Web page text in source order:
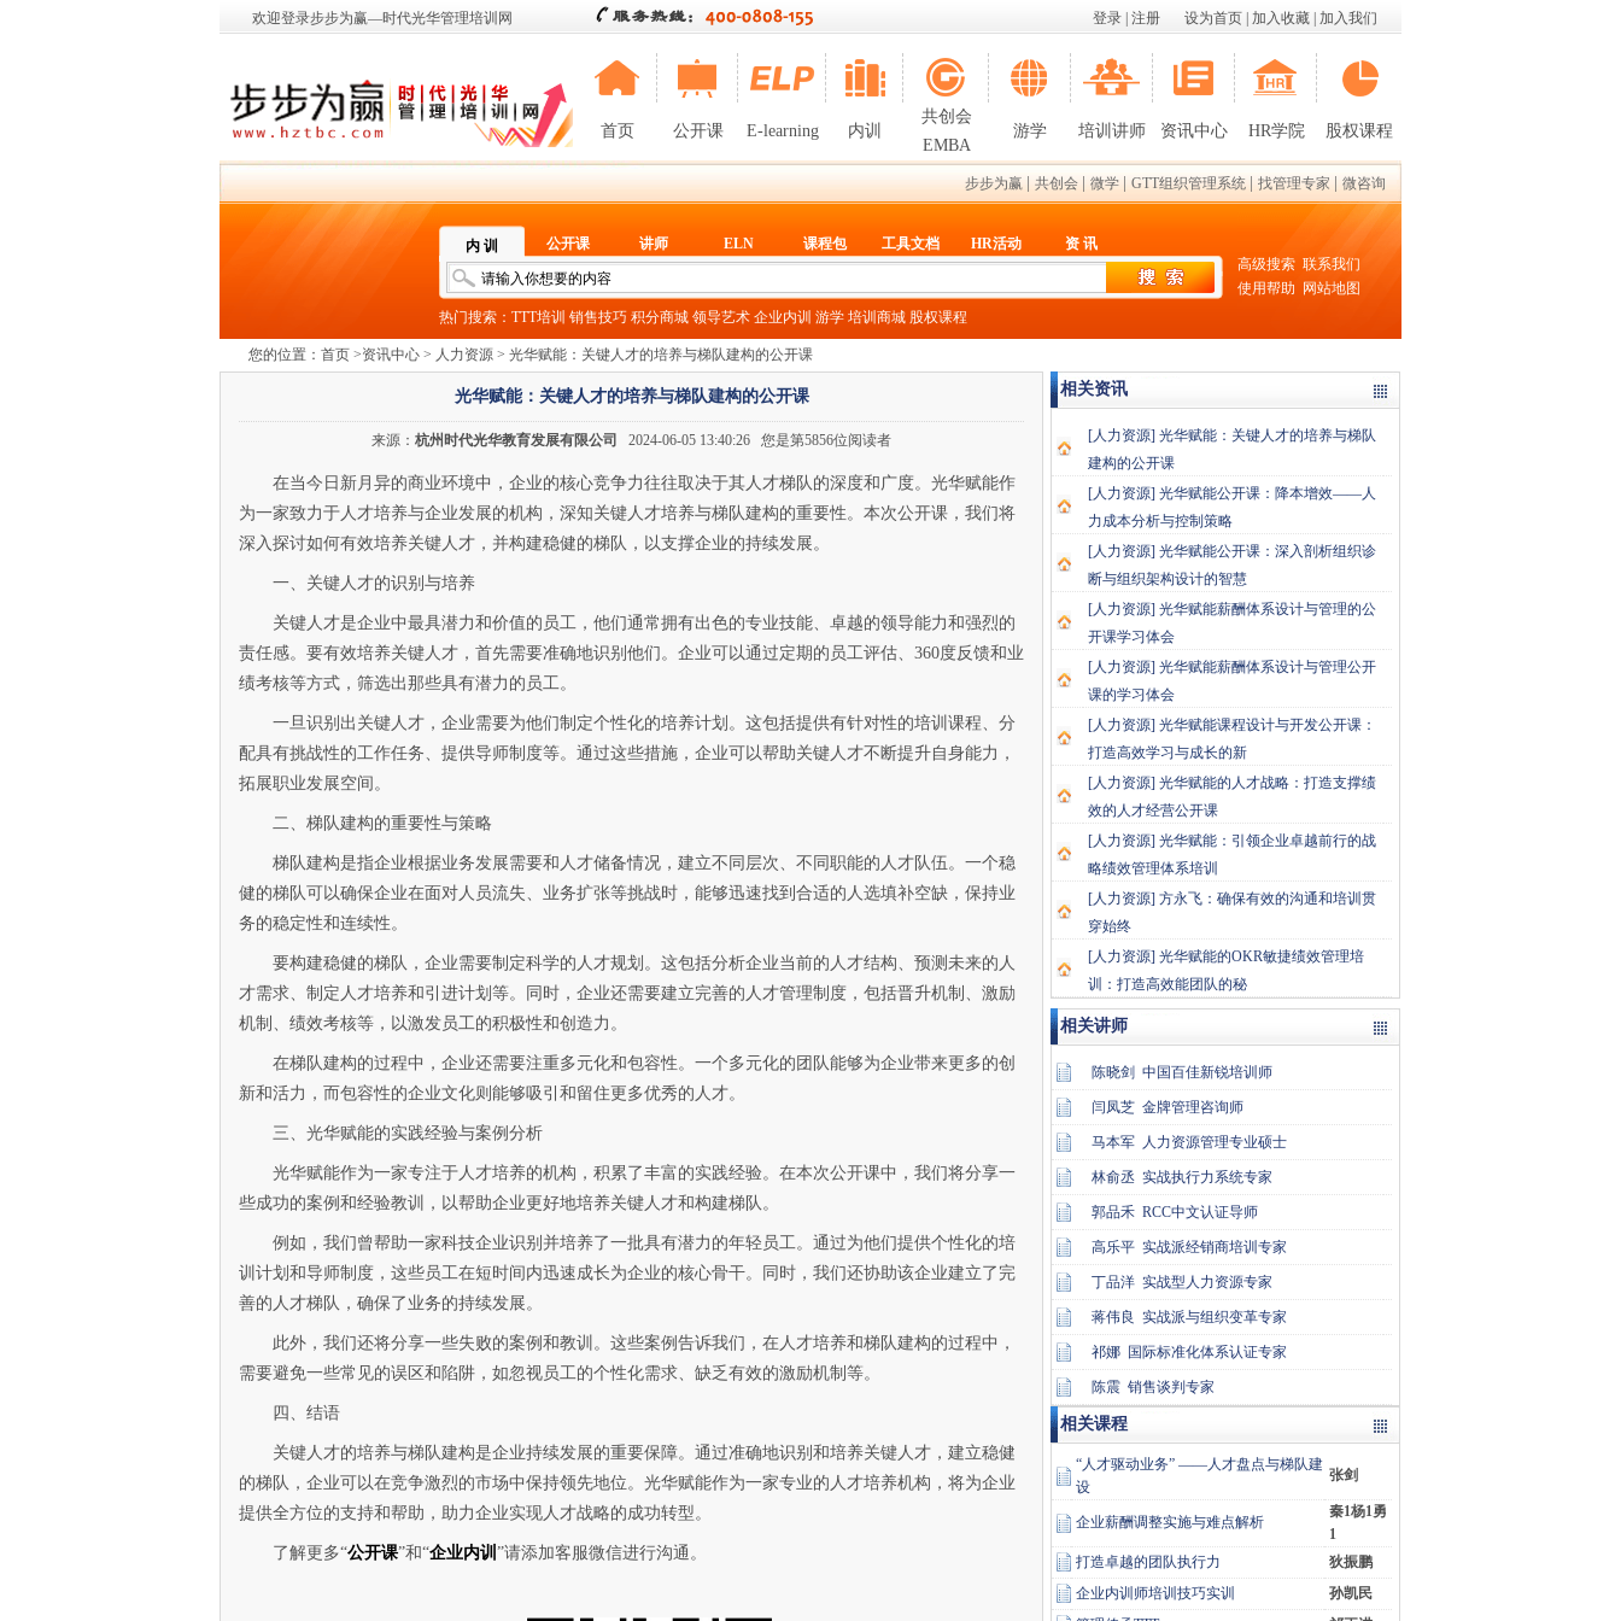
欢迎登录步步为赢—时代光华管理培训网 设为首页 加入收藏 加入我们
登录 注册
首页 公开课 E-learning 内训
共创会
EMBA
游学 培训讲师 资讯中心 HR学院 股权课程
步步为赢 共创会 微学 GTT组织管理系统 找管理专家 微咨询
内 训 公开课 讲师 ELN 课程包 工具文档 HR活动 资 讯
热门搜索： TTT培训 销售技巧 积分商城 领导艺术 企业内训 游学 培训商城 股权课程
高级搜索 联系我们
使用帮助
网站地图
您的位置： 首页 >资讯中心 > 人力资源 > 光华赋能：关键人才的培养与梯队建构的公开课
光华赋能：关键人才的培养与梯队建构的公开课
来源： 杭州时代光华教育发展有限公司 2024-06-05 13:40:26 您是第5856位阅读者
在当今日新月异的商业环境中，企业的核心竞争力往往取决于其人才梯队的深度和广度。光华赋能作
为一家致力于人才培养与企业发展的机构，深知关键人才培养与梯队建构的重要性。本次公开课，我们将
深入探讨如何有效培养关键人才，并构建稳健的梯队，以支撑企业的持续发展。
一、关键人才的识别与培养
关键人才是企业中最具潜力和价值的员工，他们通常拥有出色的专业技能、卓越的领导能力和强烈的
责任感。要有效培养关键人才，首先需要准确地识别他们。企业可以通过定期的员工评估、360度反馈和业
绩考核等方式，筛选出那些具有潜力的员工。
一旦识别出关键人才，企业需要为他们制定个性化的培养计划。这包括提供有针对性的培训课程、分
配具有挑战性的工作任务、提供导师制度等。通过这些措施，企业可以帮助关键人才不断提升自身能力，
拓展职业发展空间。
二、梯队建构的重要性与策略
梯队建构是指企业根据业务发展需要和人才储备情况，建立不同层次、不同职能的人才队伍。一个稳
健的梯队可以确保企业在面对人员流失、业务扩张等挑战时，能够迅速找到合适的人选填补空缺，保持业
务的稳定性和连续性。
要构建稳健的梯队，企业需要制定科学的人才规划。这包括分析企业当前的人才结构、预测未来的人
才需求、制定人才培养和引进计划等。同时，企业还需要建立完善的人才管理制度，包括晋升机制、激励
机制、绩效考核等，以激发员工的积极性和创造力。
在梯队建构的过程中，企业还需要注重多元化和包容性。一个多元化的团队能够为企业带来更多的创
新和活力，而包容性的企业文化则能够吸引和留住更多优秀的人才。
三、光华赋能的实践经验与案例分析
光华赋能作为一家专注于人才培养的机构，积累了丰富的实践经验。在本次公开课中，我们将分享一
些成功的案例和经验教训，以帮助企业更好地培养关键人才和构建梯队。
例如，我们曾帮助一家科技企业识别并培养了一批具有潜力的年轻员工。通过为他们提供个性化的培
训计划和导师制度，这些员工在短时间内迅速成长为企业的核心骨干。同时，我们还协助该企业建立了完
善的人才梯队，确保了业务的持续发展。
此外，我们还将分享一些失败的案例和教训。这些案例告诉我们，在人才培养和梯队建构的过程中，
需要避免一些常见的误区和陷阱，如忽视员工的个性化需求、缺乏有效的激励机制等。
四、结语
关键人才的培养与梯队建构是企业持续发展的重要保障。通过准确地识别和培养关键人才，建立稳健
的梯队，企业可以在竞争激烈的市场中保持领先地位。光华赋能作为一家专业的人才培养机构，将为企业
提供全方位的支持和帮助，助力企业实现人才战略的成功转型。
了解更多“公开课”和“企业内训 ”请添加客服微信进行沟通。
相关资讯
[人力资源] 光华赋能：关键人才的培养与梯队
建构的公开课
[人力资源] 光华赋能公开课：降本增效——人
力成本分析与控制策略
[人力资源] 光华赋能公开课：深入剖析组织诊
断与组织架构设计的智慧
[人力资源] 光华赋能薪酬体系设计与管理的公
开课学习体会
[人力资源] 光华赋能薪酬体系设计与管理公开
课的学习体会
[人力资源] 光华赋能课程设计与开发公开课：
打造高效学习与成长的新
[人力资源] 光华赋能的人才战略：打造支撑绩
效的人才经营公开课
[人力资源] 光华赋能：引领企业卓越前行的战
略绩效管理体系培训
[人力资源] 方永飞：确保有效的沟通和培训贯
穿始终
[人力资源] 光华赋能的OKR敏捷绩效管理培
训：打造高效能团队的秘
相关讲师
陈晓剑 中国百佳新锐培训师
闫凤芝 金牌管理咨询师
马本军 人力资源管理专业硕士
林俞丞 实战执行力系统专家
郭品禾 RCC中文认证导师
高乐平 实战派经销商培训专家
丁品洋 实战型人力资源专家
蒋伟良 实战派与组织变革专家
祁娜 国际标准化体系认证专家
陈震 销售谈判专家
相关课程
“人才驱动业务” ——人才盘点与梯队建
设
张剑
企业薪酬调整实施与难点解析
秦1杨1勇
1
打造卓越的团队执行力
狄振鹏
企业内训师培训技巧实训
孙凯民